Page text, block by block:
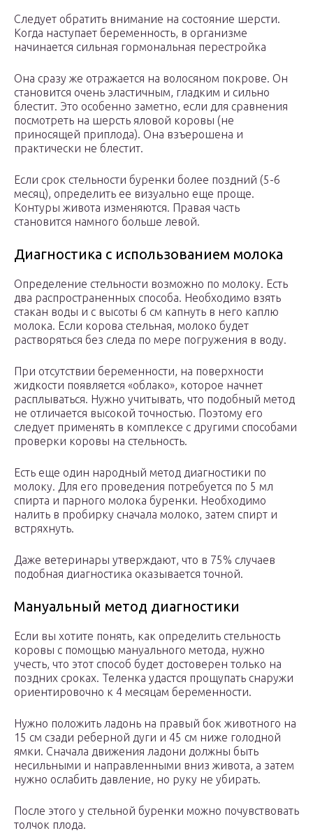
Следует обратить внимание на состояние шерсти.
Когда наступает беременность, в организме
начинается сильная гормональная перестройка
Она сразу же отражается на волосяном покрове. Он
становится очень эластичным, гладким и сильно
блестит. Это особенно заметно, если для сравнения
посмотреть на шерсть яловой коровы (не
приносящей приплода). Она взъерошена и
практически не блестит.
Если срок стельности буренки более поздний (5-6
месяц), определить ее визуально еще проще.
Контуры живота изменяются. Правая часть
становится намного больше левой.
Диагностика с использованием молока
Определение стельности возможно по молоку. Есть
два распространенных способа. Необходимо взять
стакан воды и с высоты 6 см капнуть в него каплю
молока. Если корова стельная, молоко будет
растворяться без следа по мере погружения в воду.
При отсутствии беременности, на поверхности
жидкости появляется «облако», которое начнет
расплываться. Нужно учитывать, что подобный метод
не отличается высокой точностью. Поэтому его
следует применять в комплексе с другими способами
проверки коровы на стельность.
Есть еще один народный метод диагностики по
молоку. Для его проведения потребуется по 5 мл
спирта и парного молока буренки. Необходимо
налить в пробирку сначала молоко, затем спирт и
встряхнуть.
Даже ветеринары утверждают, что в 75% случаев
подобная диагностика оказывается точной.
Мануальный метод диагностики
Если вы хотите понять, как определить стельность
коровы с помощью мануального метода, нужно
учесть, что этот способ будет достоверен только на
поздних сроках. Теленка удастся прощупать снаружи
ориентировочно к 4 месяцам беременности.
Нужно положить ладонь на правый бок животного на
15 см сзади реберной дуги и 45 см ниже голодной
ямки. Сначала движения ладони должны быть
несильными и направленными вниз живота, а затем
нужно ослабить давление, но руку не убирать.
После этого у стельной буренки можно почувствовать
толчок плода.